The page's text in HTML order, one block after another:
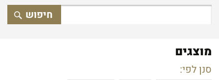
חיפוש
מוצגים
סנן לפי: